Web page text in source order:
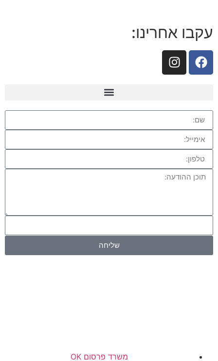
עקבו אחרינו:
שליחה
משרד פרסום OK